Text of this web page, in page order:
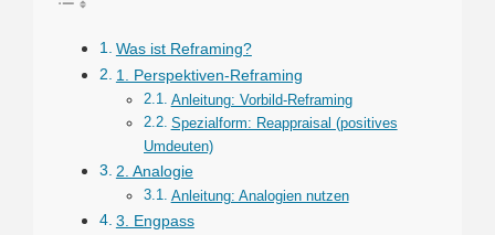
Was ist Reframing?
1. Perspektiven-Reframing
Anleitung: Vorbild-Reframing
Spezialform: Reappraisal (positives
Umdeuten)
2. Analogie
Anleitung: Analogien nutzen
3. Engpass